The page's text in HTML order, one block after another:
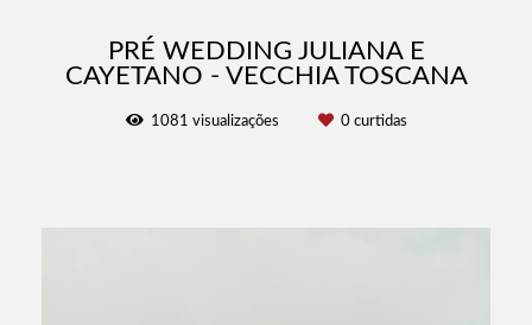
PRÉ WEDDING JULIANA E
CAYETANO - VECCHIA TOSCANA
1081 visualizações 0curtidas